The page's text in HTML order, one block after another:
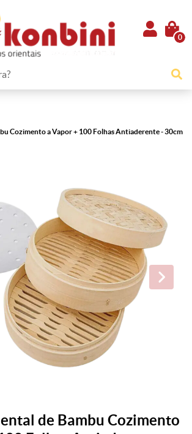
0
Cozimento a Vapor + 100 Folhas Antiaderente - 30cm
de Bambu Cozimento